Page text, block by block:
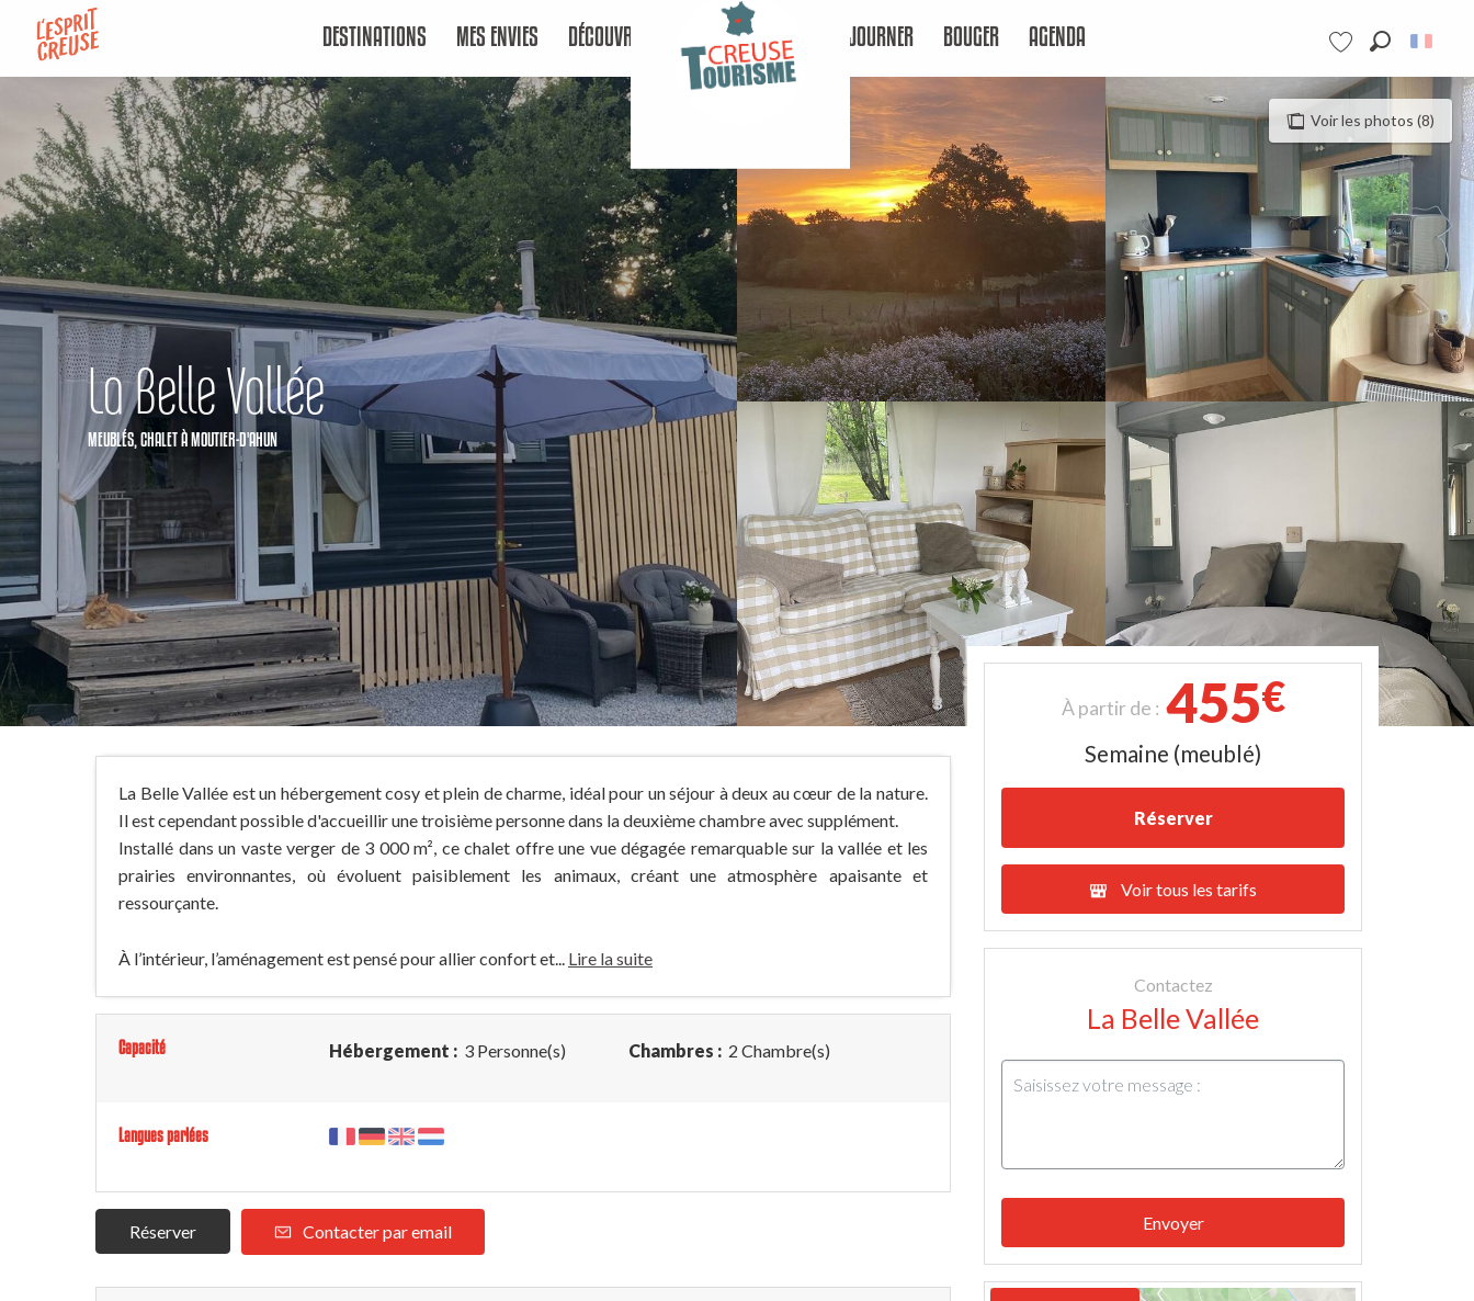
contenu
Voir les favoris
DESTINATIONS MES ENVIES DÉCOUVRIR SÉJOURNER BOUGER AGENDA
Voir les photos (8)
La Belle Vallée
MEUBLÉS, CHALETÀ MOUTIER-D'AHUN
La Belle Vallée est un hébergement cosy et plein de charme, idéal pour un séjour à deux au cœur de la nature.
Il est cependant possible d'accueillir une troisième personne dans la deuxième chambre avec supplément.
Installé dans un vaste verger de 3 000 m², ce chalet offre une vue dégagée remarquable sur la vallée et les
prairies environnantes, où évoluent paisiblement les animaux, créant une atmosphère apaisante et
ressourçante.
À l’intérieur, l’aménagement est pensé pour allier confort et... Lire la suite
Capacité Hébergement : 3 Personne(s) Chambres : 2 Chambre(s)
Langues parlées
Réserver Contacter par email
À partir de : 455€
Semaine (meublé)
Réserver
Voir tous les tarifs
Contactez
La Belle Vallée
Envoyer